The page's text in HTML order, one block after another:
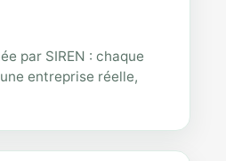
par SIREN : chaque
entreprise réelle,